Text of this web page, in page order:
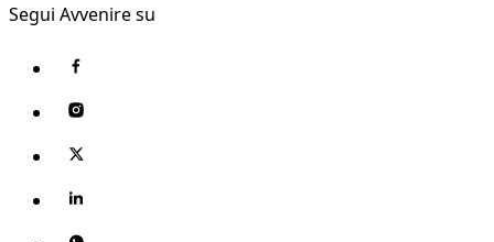
Segui Avvenire su